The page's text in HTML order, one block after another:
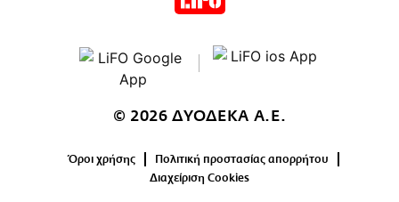
© 2026 ΔΥΟΔΕΚΑ Α.Ε.
Όροι χρήσης
Πολιτική προστασίας απορρήτου
Διαχείριση Cookies